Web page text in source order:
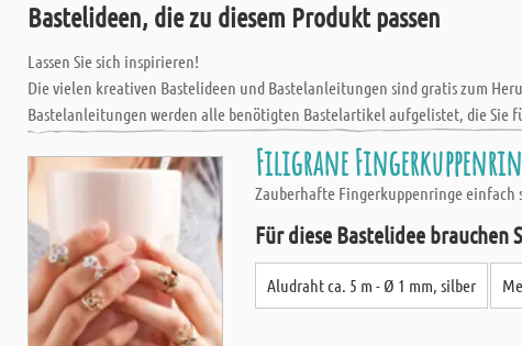
Bastelideen, die zu diesem Produkt passen
Lassen Sie sich inspirieren!
Die vielen kreativen Bastelideen und Bastelanleitungen sind gratis zum
Bastelanleitungen werden alle benötigten Bastelartikel aufgelistet, die Sie
Filigrane
Zauberhafte Fingerkuppenringe einfach
Für diese Bastelidee brauchen
Aludraht ca. 5 m - Ø 1 mm, silber